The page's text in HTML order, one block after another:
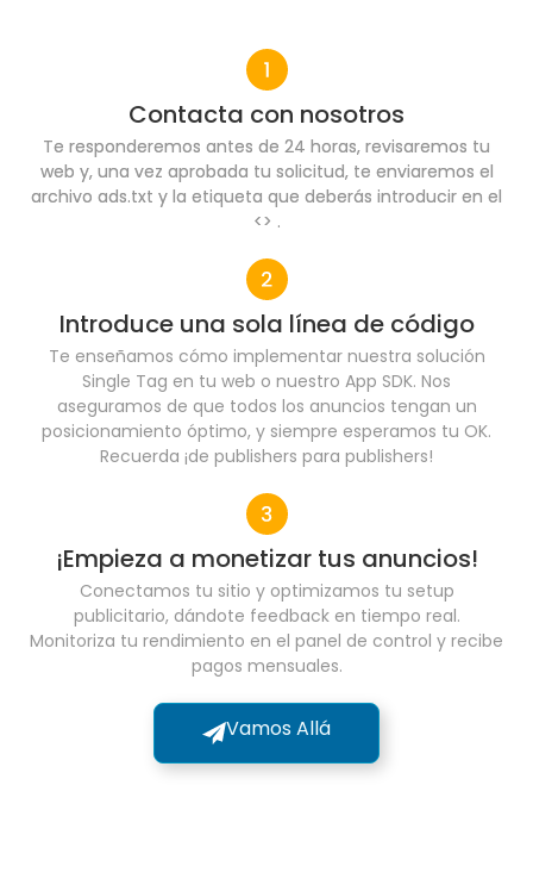
Contacta con nosotros
Te responderemos antes de 24 horas, revisaremos tu
web y, una vez aprobada tu solicitud, te enviaremos el
archivo ads.txt y la etiqueta que deberás introducir en el
<> .
Introduce una sola línea de código
Te enseñamos cómo implementar nuestra solución
Single Tag en tu web o nuestro App SDK. Nos
aseguramos de que todos los anuncios tengan un
posicionamiento óptimo, y siempre esperamos tu OK.
Recuerda ¡de publishers para publishers!
¡Empieza a monetizar tus anuncios!
Conectamos tu sitio y optimizamos tu setup
publicitario, dándote feedback en tiempo real.
Monitoriza tu rendimiento en el panel de control y recibe
pagos mensuales.
Vamos Allá